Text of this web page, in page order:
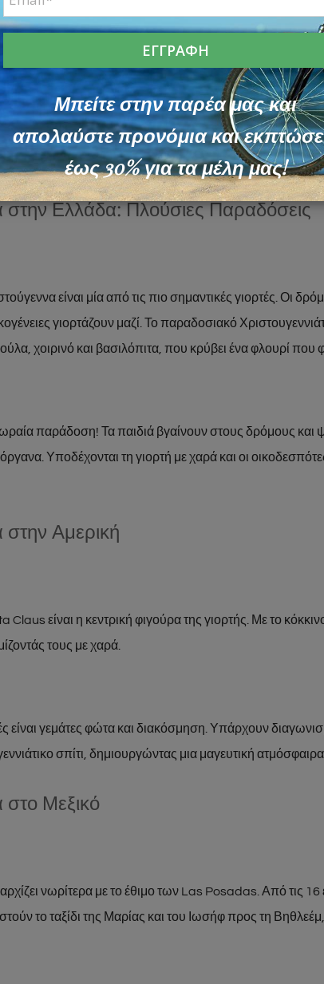
Κόσμου Ζωντανεύουν τη Μαγεία των
η πιο μαγική εποχή του χρόνου. Νιώθουμε τη μαγεία
τα παραδοσιακά γλυκά και ακούμε
διαφέρει σε κάθε μέρος του κόσμου. Κάθε χώρα
που δημιουργούν μοναδικές εμπειρίες. Ας
γιορτάζουν οι διαφορετικοί λαοί αυτήν την εποχή!
στην Ελλάδα: Πλούσιες Παραδόσεις
είναι μία από τις πιο σημαντικές γιορτές. Οι
γιορτάζουν μαζί. Το παραδοσιακό
χοιρινό και βασιλόπιτα, που κρύβει ένα φλουρί που
ωραία παράδοση! Τα παιδιά βγαίνουν στους δρόμους και
Υποδέχονται τη γιορτή με χαρά και οι
στην Αμερική
Claus είναι η κεντρική φιγούρα της γιορτής. Με το
τους με χαρά.
είναι γεμάτες φώτα και διακόσμηση. Υπάρχουν
σπίτι, δημιουργώντας μια μαγευτική ατμόσφαιρα.
στο Μεξικό
νωρίτερα με το έθιμο των Las Posadas. Από τις 16
το ταξίδι της Μαρίας και του Ιωσήφ προς τη
Μπείτε στην παρέα μας και
απολαύστε προνόμια και
έως 30% για τα μέλη μας!